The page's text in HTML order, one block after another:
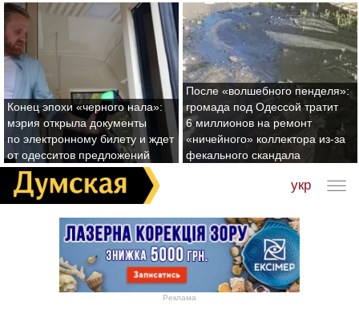
Конец эпохи «черного нала»:
мэрия открыла документы
по электронному билету и ждет
от одесситов предложений
После «волшебного пенделя»:
громада под Одессой тратит
6 миллионов на ремонт
«ничейного» коллектора из-за
фекального скандала
укр
Реклама